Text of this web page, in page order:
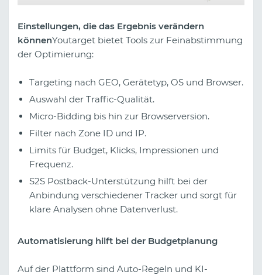
Einstellungen, die das Ergebnis verändern
könnenYoutarget bietet Tools zur Feinabstimmung
der Optimierung:
Targeting nach GEO, Gerätetyp, OS und Browser.
Auswahl der Traffic-Qualität.
Micro-Bidding bis hin zur Browserversion.
Filter nach Zone ID und IP.
Limits für Budget, Klicks, Impressionen und
Frequenz.
S2S Postback-Unterstützung hilft bei der
Anbindung verschiedener Tracker und sorgt für
klare Analysen ohne Datenverlust.
Automatisierung hilft bei der Budgetplanung
Auf der Plattform sind Auto-Regeln und KI-